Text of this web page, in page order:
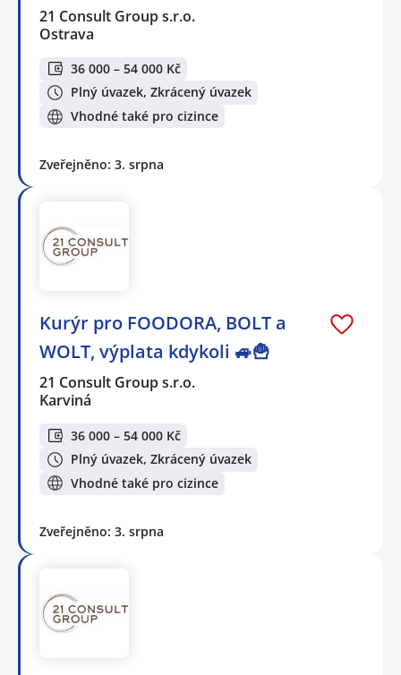
21 Consult Group s.r.o.
Ostrava
36 000 – 54 000 Kč
Plný úvazek, Zkrácený úvazek
Vhodné také pro cizince
Zveřejněno: 3. srpna
Kurýr pro FOODORA, BOLT a
WOLT, výplata kdykoli 🚙🍟
21 Consult Group s.r.o.
Karviná
36 000 – 54 000 Kč
Plný úvazek, Zkrácený úvazek
Vhodné také pro cizince
Zveřejněno: 3. srpna